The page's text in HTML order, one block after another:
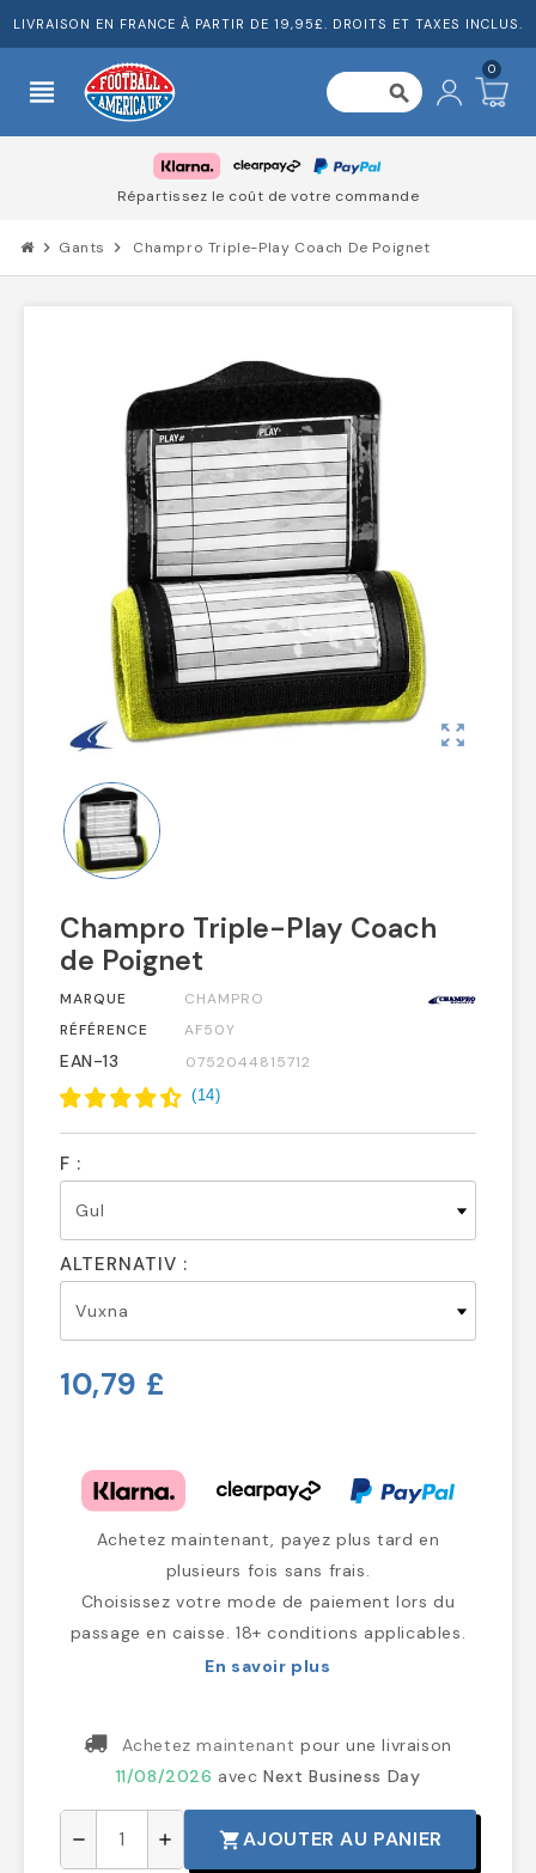
LIVRAISON EN FRANCE À PARTIR DE 19,95£. DROITS ET TAXES INCLUS.
view_headline search
0
Répartissez le coût de votre commande
chevron_right Gants chevron_right Champro Triple-Play Coach De Poignet
zoom_out_map
Champro Triple-Play Coach
de Poignet
MARQUE
CHAMPRO
RÉFÉRENCE
AF50Y
EAN-13 0752044815712
(14)
F :
ALTERNATIV :
10,79 £
Achetez maintenant, payez plus tard en
plusieurs fois sans frais.
Choisissez votre mode de paiement lors du
passage en caisse. 18+ conditions applicables.
En savoir plus
Achetez maintenant pour une livraison
11/08/2026 avecNext Business Day
remove add shopping_cartAJOUTER AU PANIER